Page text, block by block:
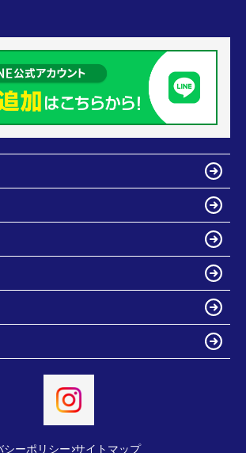
シーポリシー サイトマップ